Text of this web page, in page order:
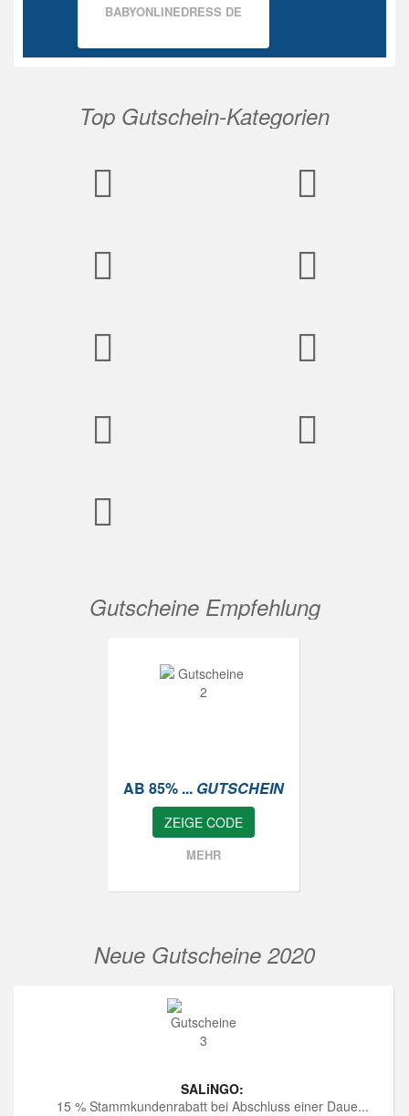
BABYONLINEDRESS DE
Top Gutschein-Kategorien
Gutscheine Empfehlung
AB 85% ... GUTSCHEIN
ZEIGE CODE
MEHR
Neue Gutscheine 2020
SALiNGO:
15 % Stammkundenrabatt bei Abschluss einer Daue...